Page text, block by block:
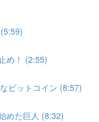
め！ (2:55)
ビットコイン (8:57)
めた巨人 (8:32)